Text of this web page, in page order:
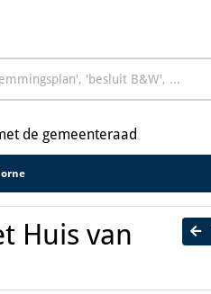
de gemeenteraad
Huis van